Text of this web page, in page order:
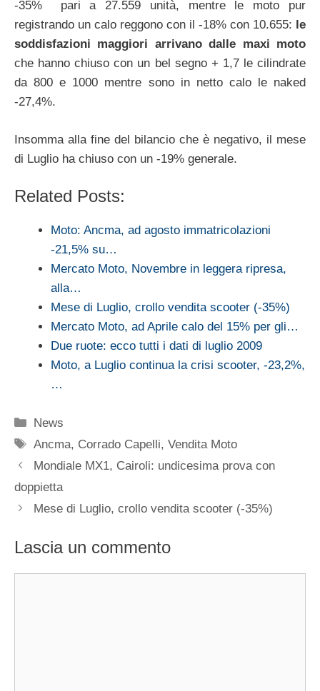
-35% pari a 27.559 unità, mentre le moto pur
registrando un calo reggono con il -18% con 10.655: le
soddisfazioni maggiori arrivano dalle maxi moto
che hanno chiuso con un bel segno + 1,7 le cilindrate
da 800 e 1000 mentre sono in netto calo le naked
-27,4%.
Insomma alla fine del bilancio che è negativo, il mese
di Luglio ha chiuso con un -19% generale.
Related Posts:
Moto: Ancma, ad agosto immatricolazioni
-21,5% su…
Mercato Moto, Novembre in leggera ripresa,
alla…
Mese di Luglio, crollo vendita scooter (-35%)
Mercato Moto, ad Aprile calo del 15% per gli…
Due ruote: ecco tutti i dati di luglio 2009
Moto, a Luglio continua la crisi scooter, -23,2%,
…
Categorie
News
Tag
Ancma, Corrado Capelli,Vendita Moto
Mondiale MX1, Cairoli: undicesima prova con
doppietta
Mese di Luglio, crollo vendita scooter (-35%)
Lascia un commento